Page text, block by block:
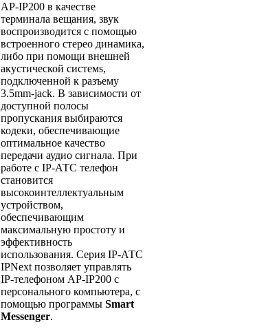
AP-IP200 в качестве
терминала вещания, звук
воспроизводится с помощью
встроенного стерео динамика,
либо при помощи внешней
акустической системs,
подключенной к разъему
3.5mm-jack. В зависимости от
доступной полосы
пропускания выбираются
кодеки, обеспечивающие
оптимальное качество
передачи аудио сигнала. При
работе с IP-АТС телефон
становится
высокоинтеллектуальным
устройством,
обеспечивающим
максимальную простоту и
эффективность
использования. Серия IP-АТС
IPNext позволяет управлять
IP-телефоном AP-IP200 с
персонального компьютера, с
помощью программы Smart
Messenger.